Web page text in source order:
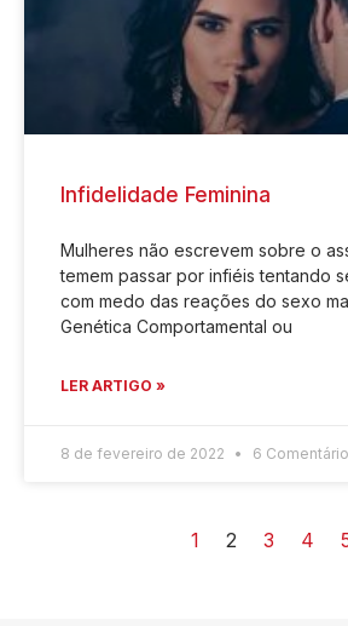
Infidelidade Feminina
Mulheres não escrevem sobre o
temem passar por infiéis tentando
com medo das reações do sexo
Genética Comportamental ou
LER ARTIGO »
8 de fevereiro de 2022 6
1 2 3 4